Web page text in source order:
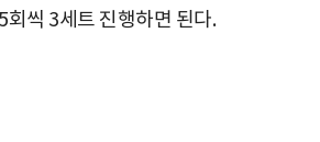
회씩 3세트 진행하면 된다.